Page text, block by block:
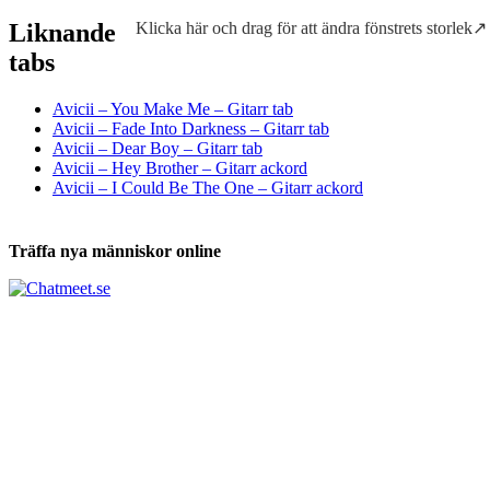
Klicka här och drag för att ändra fönstrets storlek↗
Tabs och ackord för både bas och gitarr
Liknande
tabs
Avicii – You Make Me – Gitarr tab
Avicii – Fade Into Darkness – Gitarr tab
Avicii – Dear Boy – Gitarr tab
Avicii – Hey Brother – Gitarr ackord
Avicii – I Could Be The One – Gitarr ackord
Träffa nya människor online